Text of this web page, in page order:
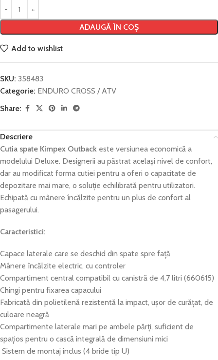
ADAUGĂ ÎN COȘ
Add to wishlist
SKU: 358483
Categorie: ENDURO CROSS / ATV
Share:
Descriere
Cutia spate Kimpex Outback este versiunea economică a
modelului Deluxe. Designerii au păstrat același nivel de confort,
dar au modificat forma cutiei pentru a oferi o capacitate de
depozitare mai mare, o soluție echilibrată pentru utilizatori.
Echipată cu mânere încălzite pentru un plus de confort al
pasagerului.
Caracteristici:
Capace laterale care se deschid din spate spre față
Mânere încălzite electric, cu controler
Compartiment central compatibil cu canistră de 4,7 litri (660615)
Chingi pentru fixarea capacului
Fabricată din polietilenă rezistentă la impact, ușor de curățat, de
culoare neagră
Compartimente laterale mari pe ambele părți, suficient de
spațios pentru o cască integrală de dimensiuni mici
Sistem de montaj inclus (4 bride tip U)